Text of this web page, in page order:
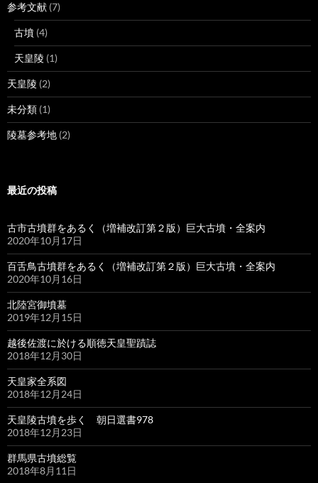
参考文献 (7)
古墳 (4)
天皇陵 (1)
天皇陵 (2)
未分類 (1)
陵墓参考地 (2)
最近の投稿
古市古墳群をあるく（増補改訂第２版）巨大古墳・全案内
2020年10月17日
百舌鳥古墳群をあるく（増補改訂第２版）巨大古墳・全案内
2020年10月16日
北陸宮御墳墓
2019年12月15日
越後佐渡に於ける順徳天皇聖蹟誌
2018年12月30日
天皇家全系図
2018年12月24日
天皇陵古墳を歩く 朝日選書978
2018年12月23日
群馬県古墳総覧
2018年8月11日